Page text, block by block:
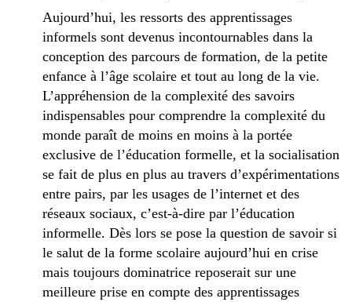
Aujourd’hui, les ressorts des apprentissages
informels sont devenus incontournables dans la
conception des parcours de formation, de la petite
enfance à l’âge scolaire et tout au long de la vie.
L’appréhension de la complexité des savoirs
indispensables pour comprendre la complexité du
monde paraît de moins en moins à la portée
exclusive de l’éducation formelle, et la socialisation
se fait de plus en plus au travers d’expérimentations
entre pairs, par les usages de l’internet et des
réseaux sociaux, c’est-à-dire par l’éducation
informelle. Dès lors se pose la question de savoir si
le salut de la forme scolaire aujourd’hui en crise
mais toujours dominatrice reposerait sur une
meilleure prise en compte des apprentissages